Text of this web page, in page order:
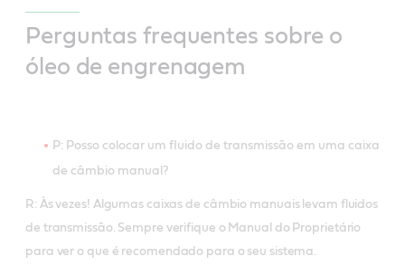
Perguntas frequentes sobre o
óleo de engrenagem
P: Posso colocar um fluido de transmissão em uma caixa
de câmbio manual?
R: Às vezes! Algumas caixas de câmbio manuais levam fluidos
de transmissão. Sempre verifique o Manual do Proprietário
para ver o que é recomendado para o seu sistema.